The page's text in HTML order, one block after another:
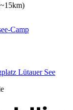
Camp
Lütauer See